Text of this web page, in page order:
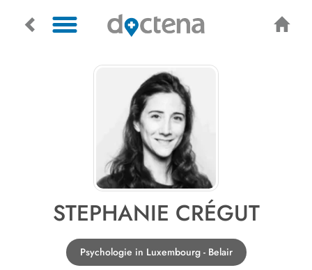
STEPHANIE CRÉGUT
Psychologie in Luxembourg - Belair